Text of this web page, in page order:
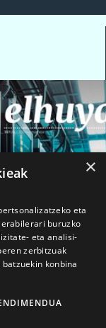
×
eta
buruzko
eta analisi-
zerbitzuak
konbina